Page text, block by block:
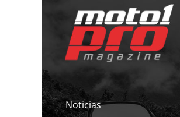
Noticias
Páginas